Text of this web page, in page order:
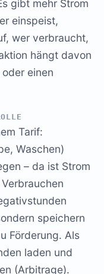
gibt mehr Strom
einspeist,
wer verbraucht,
hängt davon
einen
Tarif:
Waschen)
– da ist Strom
speichern
Förderung. Als
laden und
(Arbitrage).